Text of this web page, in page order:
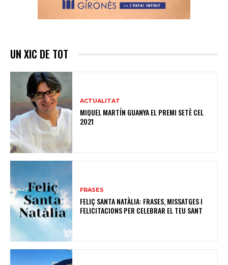
UN XIC DE TOT
ACTUALITAT
MIQUEL MARTÍN GUANYA EL PREMI SETÈ CEL
2021
FRASES
FELIÇ SANTA NATÀLIA: FRASES, MISSATGES I
FELICITACIONS PER CELEBRAR EL TEU SANT